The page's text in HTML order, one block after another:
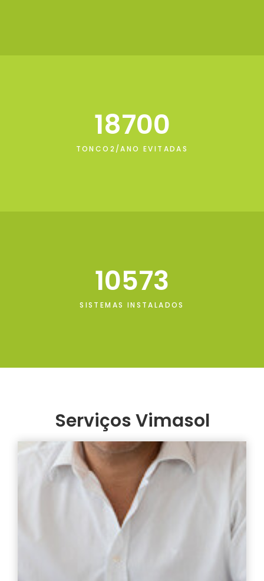
18700
TONCO2/ANO EVITADAS
10573
SISTEMAS INSTALADOS
Serviços Vimasol